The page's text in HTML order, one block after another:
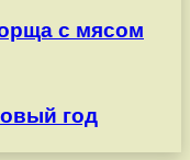
с мясом
год